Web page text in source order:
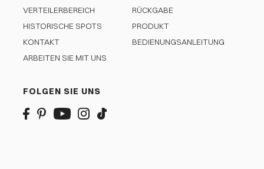
VERTEILERBEREICH
HISTORISCHE SPOTS
KONTAKT
ARBEITEN SIE MIT UNS
RÜCKGABE
PRODUKT
BEDIENUNGSANLEITUNG
FOLGEN SIE UNS